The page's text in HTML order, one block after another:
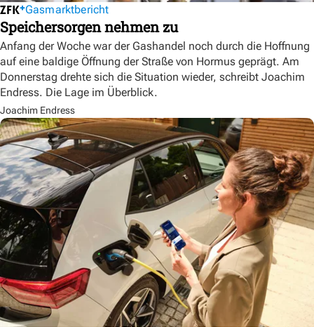
Gasmarktbericht
Speichersorgen nehmen zu
Anfang der Woche war der Gashandel noch durch die Hoffnung
auf eine baldige Öffnung der Straße von Hormus geprägt. Am
Donnerstag drehte sich die Situation wieder, schreibt Joachim
Endress. Die Lage im Überblick.
Joachim Endress